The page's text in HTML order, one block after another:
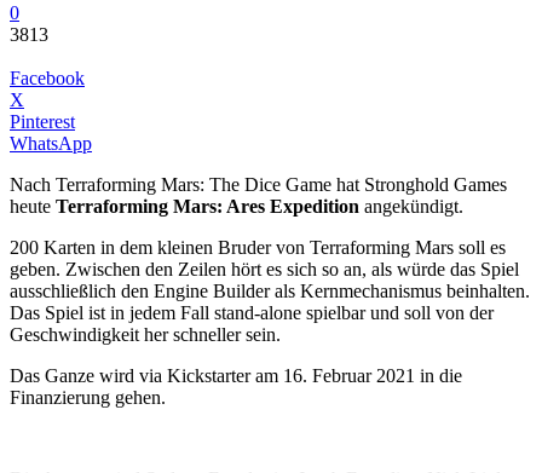
0
3813
Facebook
X
Pinterest
WhatsApp
Nach Terraforming Mars: The Dice Game hat Stronghold Games
heute Terraforming Mars: Ares Expedition angekündigt.
200 Karten in dem kleinen Bruder von Terraforming Mars soll es
geben. Zwischen den Zeilen hört es sich so an, als würde das Spiel
ausschließlich den Engine Builder als Kernmechanismus beinhalten.
Das Spiel ist in jedem Fall stand-alone spielbar und soll von der
Geschwindigkeit her schneller sein.
Das Ganze wird via Kickstarter am 16. Februar 2021 in die
Finanzierung gehen.